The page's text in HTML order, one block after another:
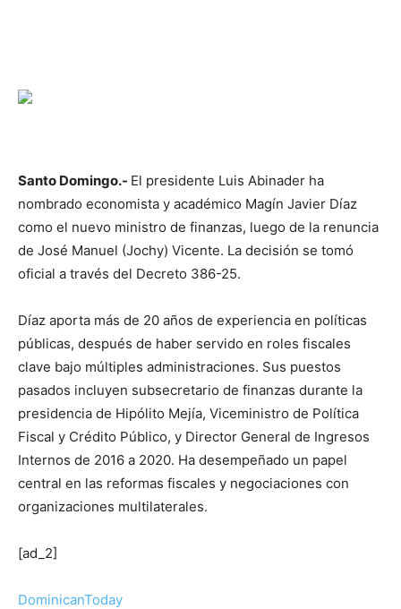
Santo Domingo.- El presidente Luis Abinader ha
nombrado economista y académico Magín Javier Díaz
como el nuevo ministro de finanzas, luego de la renuncia
de José Manuel (Jochy) Vicente. La decisión se tomó
oficial a través del Decreto 386-25.
Díaz aporta más de 20 años de experiencia en políticas
públicas, después de haber servido en roles fiscales
clave bajo múltiples administraciones. Sus puestos
pasados incluyen subsecretario de finanzas durante la
presidencia de Hipólito Mejía, Viceministro de Política
Fiscal y Crédito Público, y Director General de Ingresos
Internos de 2016 a 2020. Ha desempeñado un papel
central en las reformas fiscales y negociaciones con
organizaciones multilaterales.
[ad_2]
DominicanToday